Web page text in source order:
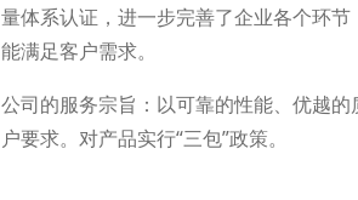
量体系认证，进一步完善了企业各个环
能满足客户需求。
公司的服务宗旨：以可靠的性能、优越
户要求。对产品实行“三包”政策。